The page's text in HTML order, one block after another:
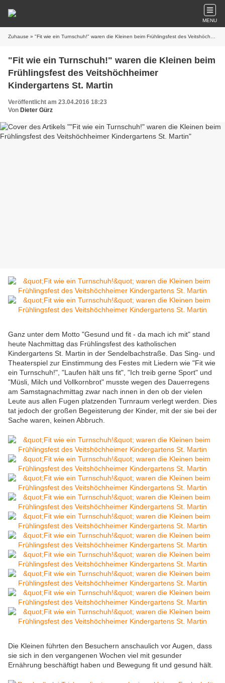
MENU
Zuhause » "Fit wie ein Turnschuh!" waren die Kleinen beim Frühlingsfest des Veitshöchheimer Kindergartens St. Martin
"Fit wie ein Turnschuh!" waren die Kleinen beim
Frühlingsfest des Veitshöchheimer
Kindergartens St. Martin
Veröffentlicht am 23.04.2016 18:23
Von Dieter Gürz
Ganz unter dem Motto "Gesund und fit - da mach ich mit" stand
heute Nachmittag das Frühlingsfest des katholischen
Kindergartens St. Martin in der Sendelbachstraße. Das Sing- und
Theaterspiel zur Einstimmung des Festes mit Liedern wie "Fit wie
ein Turnschuh!", "Laufen hält uns fit", "Ich treib gerne Sport" und
"Müsli, Milch und Vollkornbrot" musste wegen des Dauerregens
am Samstagnachmittag zwar nach innen in den ob der vielen
Leute aus allen Fugen platzenden Turnraum verlegt werden. Dies
tat jedoch der großen Begeisterung der Kinder, mit der sie bei der
Sache waren, keinen Abbruch.
Die Kleinen führten den Besuchern anschaulich vor Augen, dass
sie sich in den vergangenen Wochen viel mit gesunder
Ernährung beschäftigt haben und Bewegung fit und gesund hält.